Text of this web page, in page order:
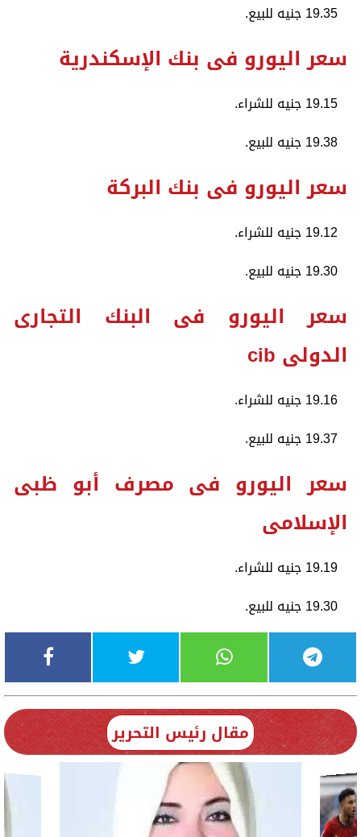
19.35 جنيه للبيع.
سعر اليورو فى بنك الإسكندرية
19.15 جنيه للشراء.
19.38 جنيه للبيع.
سعر اليورو فى بنك البركة
19.12 جنيه للشراء.
19.30 جنيه للبيع.
سعر اليورو فى البنك التجارى
الدولى cib
19.16 جنيه للشراء.
19.37 جنيه للبيع.
سعر اليورو فى مصرف أبو ظبى
الإسلامى
19.19 جنيه للشراء.
19.30 جنيه للبيع.
مقال رئيس التحرير